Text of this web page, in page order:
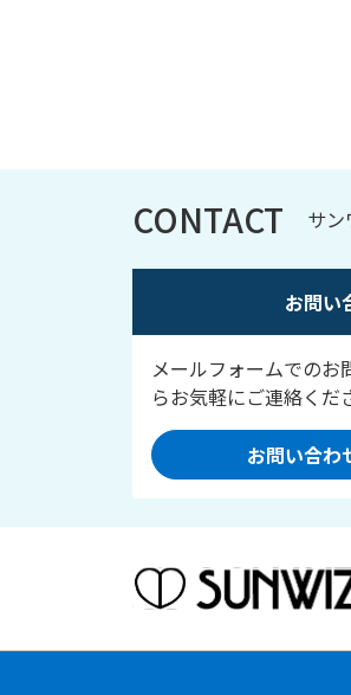
CONTACT サ
お問い
メールフォームでのお
らお気軽にご連絡くだ
お問い合わ